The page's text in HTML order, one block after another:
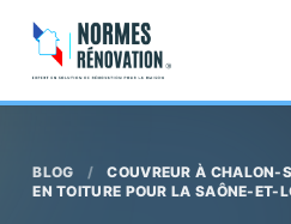
BLOG /
COUVREUR À CHALON-
EN TOITURE POUR LA SAÔNE-ET-